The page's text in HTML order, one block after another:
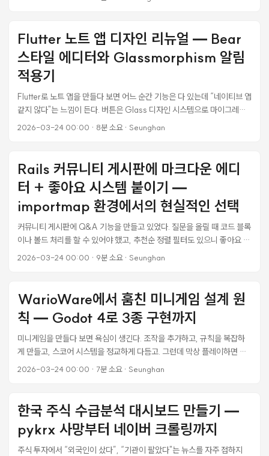
다. ScaffoldMessenger.of(context).showSnackBar()로 띄우는
Material SnackBar가 화면 하단에 불투명한 초록/파랑/주황 배경으로
뜨는데, Glass로 바뀐 나머지 UI와 전혀 어울리지 않았다. 하단 고정 위치
도 마음에 안 들었다. iOS 네이티브 앱들처럼 상단에서 슬라이딩으로 내려
왔다가 올라가는 토스트가 필요했다. ...
Flutter 노트 앱 디자인 리뉴얼 — Bear
스타일 에디터와 Glassmorphism 알림
적용기
Flutter로 노트 앱을 만들다 보면 어느 순간 기능은 다 있는데 “네이티브 앱
같지 않다"는 느낌이 든다. 버튼은 Glass 디자인 시스템으로 마이그레이
션했는데, 정작 에디터 화면과 알림 히스토리는 초기 Material3 코드 그
앱의 에디터 UX를 참고하고, iOS 26 Liquid Glass에서 영감 받은
Glassmorphism을 알림 카드에 적용해봤다. 이 글에서는 실제 삽질 과정
과 구현 코드를 정리한다. Bear 앱은 왜 글쓰기가 편한가 Bear는 Apple
Design Award를 받은 마크다운 노트 앱이다. “도구가 방해하지 않는다
(Tools stay out of your way)“가 핵심 철학이다. 실제로 Bear 에디터
를 열면 눈에 띄는 UI 요소가 거의 없다. 제목, 날짜, 본문 — 이 세 가지만
보인다. ...
2026-03-24 00:00 · 8분 소요· Seunghan
Rails 커뮤니티 게시판에 마크다운 에디
터 + 좋아요 시스템 붙이기 —
importmap 환경에서의 현실적인 선택
커뮤니티 게시판에 Q&A 기능을 만들고 있었다. 질문을 올릴 때 코드 블록
이나 볼드 처리를 할 수 있어야 했고, 추천순 정렬 필터도 있으니 좋아요 기
능도 필요했다. 그런데 이 프로젝트는 importmap-rails 기반이라 npm
다. 그 과정에서 겪은 삽질들을 정리한다. importmap-rails 환경에서 마
크다운 에디터 선택지 Rails 8의 기본 JS 관리 방식은 importmap이다.
esbuild나 webpack 같은 번들러 없이, ESM(ES Modules)을 CDN에
서 직접 가져다 쓴다. 설정이 단순한 대신 CommonJS 전용 패키지나
CSS를 함께 번들링해야 하는 라이브러리는 쓰기 어렵다. ...
2026-03-24 00:00 · 9분 소요· Seunghan
WarioWare에서 훔친 미니게임 설계 원
칙 — Godot 4로 3종 구현까지
미니게임을 만들다 보면 욕심이 생긴다. 조작을 추가하고, 규칙을 복잡하
게 만들고, 스코어 시스템을 정교하게 다듬고. 그런데 막상 플레이하면 재
미없다. 5초 안에 “이게 뭐하는 게임이지?“가 파악이 안 되면 이미 실패다.
나하나가 직관적이다. 이 글에서는 WarioWare의 설계 원칙을 분석하고,
내 다마고치 프로젝트에 적용한 과정을 기록한다. WarioWare가 20년째
연구 대상인 이유 WarioWare 시리즈는 게임 디자인 수업에서 단골 교재
다. “마이크로게임"이라는 장르를 사실상 창조했기 때문이다. ...
2026-03-24 00:00 · 7분 소요· Seunghan
한국 주식 수급분석 대시보드 만들기 —
pykrx 사망부터 네이버 크롤링까지
주식 투자에서 “외국인이 샀다”, “기관이 팔았다"는 뉴스를 자주 접하지